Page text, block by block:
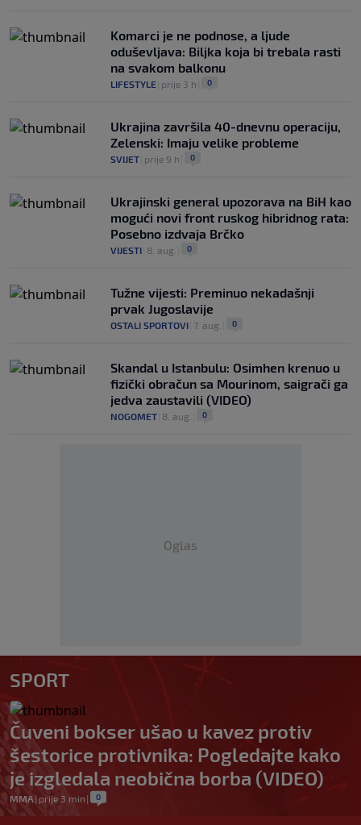
Komarci je ne podnose, a ljude
oduševljava: Biljka koja bi trebala rasti
na svakom balkonu
LIFESTYLE prije 3 h 0
Ukrajina završila 40-dnevnu operaciju,
Zelenski: Imaju velike probleme
SVIJET prije 9 h 0
Ukrajinski general upozorava na BiH kao
mogući novi front ruskog hibridnog rata:
Posebno izdvaja Brčko
VIJESTI 8. aug. 0
Tužne vijesti: Preminuo nekadašnji
prvak Jugoslavije
OSTALI SPORTOVI 7. aug. 0
Skandal u Istanbulu: Osimhen krenuo u
fizički obračun sa Mourinom, saigrači ga
jedva zaustavili (VIDEO)
NOGOMET 8. aug. 0
Oglas
SPORT
Čuveni bokser ušao u kavez protiv
šestorice protivnika: Pogledajte kako
je izgledala neobična borba (VIDEO)
MMA | prije 3 min | 0